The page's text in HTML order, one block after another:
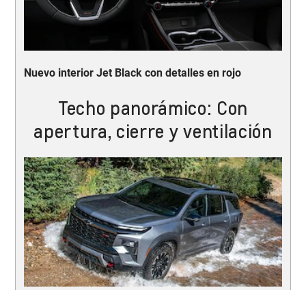
Nuevo interior Jet Black con detalles en rojo
Techo panorámico: Con
apertura, cierre y ventilación